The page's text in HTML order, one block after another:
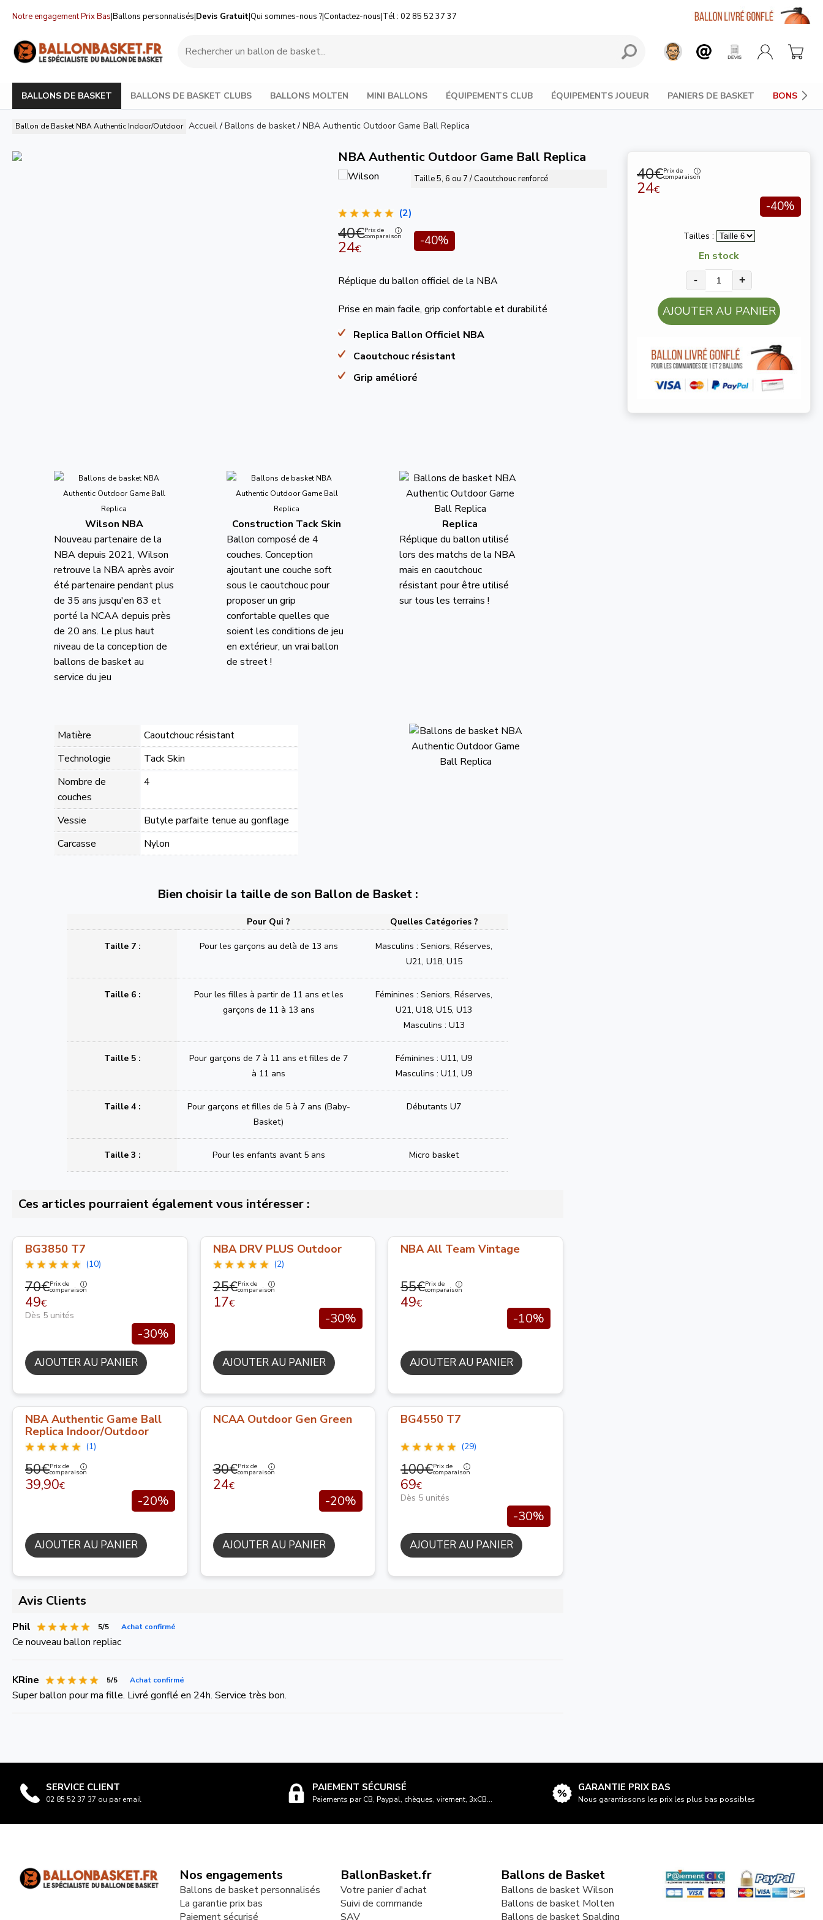
Notre engagement Prix Bas|Ballons personnalisés|Devis Gratuit|Qui sommes-nous ?|Contactez-nous|Tél : 02 85 52 37 37
BALLONS DE BASKET BALLONS DE BASKET CLUBS BALLONS MOLTEN MINI BALLONS ÉQUIPEMENTS CLUB ÉQUIPEMENTS JOUEUR PANIERS DE BASKET BONS
Ballon de Basket NBA Authentic Indoor/Outdoor Accueil / Ballons de basket/ NBA Authentic Outdoor Game Ball Replica
40€Prix de
comparaison
24€
-40%
Tailles :
En stock
- +
AJOUTER AU PANIER
NBA Authentic Outdoor Game Ball Replica
Taille 5, 6 ou 7 / Caoutchouc renforcé
(2)
40€Prix de
comparaison
24€ -40%
Réplique du ballon officiel de la NBA
Prise en main facile, grip confortable et durabilité
Replica Ballon Officiel NBA
Caoutchouc résistant
Grip amélioré
Wilson NBA
Nouveau partenaire de la
NBA depuis 2021, Wilson
retrouve la NBA après avoir
été partenaire pendant plus
de 35 ans jusqu'en 83 et
porté la NCAA depuis près
de 20 ans. Le plus haut
niveau de la conception de
ballons de basket au
service du jeu
Construction Tack Skin
Ballon composé de 4
couches. Conception
ajoutant une couche soft
sous le caoutchouc pour
proposer un grip
confortable quelles que
soient les conditions de jeu
en extérieur, un vrai ballon
de street !
Replica
Réplique du ballon utilisé
lors des matchs de la NBA
mais en caoutchouc
résistant pour être utilisé
sur tous les terrains !
Matière
Caoutchouc résistant
Technologie
Tack Skin
Nombre de
couches
4
Vessie
Butyle parfaite tenue au gonflage
Carcasse
Nylon
Bien choisir la taille de son Ballon de Basket :
Pour Qui ? Quelles Catégories ?
Taille 7 : Pour les garçons au delà de 13 ans
Masculins : Seniors, Réserves,
U21, U18, U15
Taille 6 :
Pour les filles à partir de 11 ans et les
garçons de 11 à 13 ans
Féminines : Seniors, Réserves,
U21, U18, U15, U13
Masculins : U13
Taille 5 :
Pour garçons de 7 à 11 ans et filles de 7
à 11 ans
Féminines : U11, U9
Masculins : U11, U9
Taille 4 :
Pour garçons et filles de 5 à 7 ans (Baby-
Basket)
Débutants U7
Taille 3 : Pour les enfants avant 5 ans Micro basket
Ces articles pourraient également vous intéresser :
BG3850 T7
(10)
70€Prix de
comparaison
49€
Dès 5 unités
-30%
AJOUTER AU PANIER
NBA DRV PLUS Outdoor
(2)
25€Prix de
comparaison
17€
-30%
AJOUTER AU PANIER
NBA All Team Vintage
55€Prix de
comparaison
49€
-10%
AJOUTER AU PANIER
NBA Authentic Game Ball
Replica Indoor/Outdoor
(1)
50€Prix de
comparaison
39,90€
-20%
AJOUTER AU PANIER
NCAA Outdoor Gen Green
30€Prix de
comparaison
24€
-20%
AJOUTER AU PANIER
BG4550 T7
(29)
100€Prix de
comparaison
69€
Dès 5 unités
-30%
AJOUTER AU PANIER
Avis Clients
Phil 5/5 Achat confirmé
Ce nouveau ballon repliac
KRine 5/5 Achat confirmé
Super ballon pour ma fille. Livré gonflé en 24h. Service très bon.
SERVICE CLIENT
02 85 52 37 37 ou par email
PAIEMENT SÉCURISÉ
Paiements par CB, Paypal, chèques, virement, 3xCB...
GARANTIE PRIX BAS
Nous garantissons les prix les plus bas possibles
Nos engagements
Ballons de basket personnalisés
La garantie prix bas
Paiement sécurisé
BallonBasket.fr
Votre panier d'achat
Suivi de commande
SAV
Ballons de Basket
Ballons de basket Wilson
Ballons de basket Molten
Ballons de basket Spalding